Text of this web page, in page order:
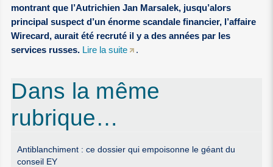
montrant que l’Autrichien Jan Marsalek, jusqu’alors
principal suspect d’un énorme scandale financier, l’affaire
Wirecard, aurait été recruté il y a des années par les
services russes. Lire la suite .
Dans la même
rubrique…
Antiblanchiment : ce dossier qui empoisonne le géant du
conseil EY